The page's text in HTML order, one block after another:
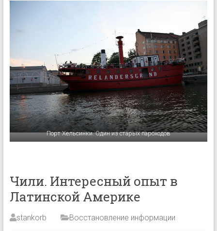
Порт Хельсинки. Один из старых пароходов
Чили. Интересный опыт в
Латинской Америке
stankorb Восстановление информации